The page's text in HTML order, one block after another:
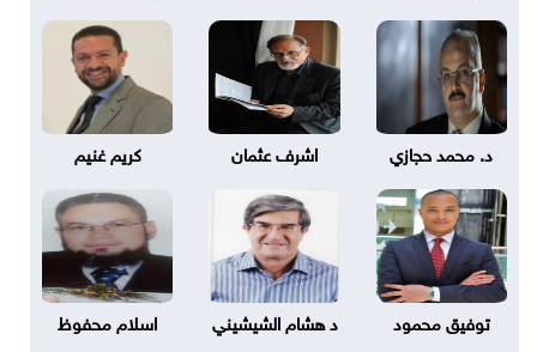
د. محمد حجازي اشرف عثمان كريم غنيم
توفيق محمود د هشام الشيشيني اسلام محفوظ